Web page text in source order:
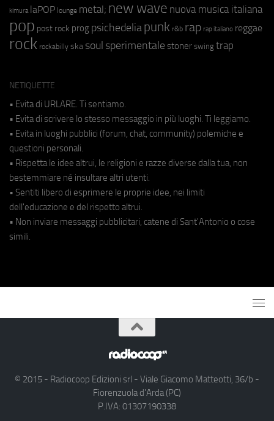
kimura laPOP lounge metal; new wave nuova musica italiana
pop post rock prog psichedeliapunk r&b rap rap italiano reggae
rock rockabilly ska soul sperimentale stoner swing trap
NETIQUETTE
• Evita di URLARE. Ti sentiamo.
• Evita di scrivere lo stesso messaggio in più luoghi. Ti leggiamo.
• Evita in luoghi pubblici (forum, chat, community) polemiche e
questioni personali.
• Rispetta le idee altrui, le religioni e razze diverse dalla tua, non
bestemmiare né insultare altri utenti.
• Sentiti libero di esprimere le proprie idee, nei limiti
dell'educazione e del rispetto altrui.
• Non inviare messaggi pubblicitari, catene di Sant'Antonio o cose
simili.
© 2015 - Radiocoop Edizioni srl - Viale Giacomo Matteotti, 36/b -
Fiorenzuola d'Arda (PC)
P.IVA: 01307190338